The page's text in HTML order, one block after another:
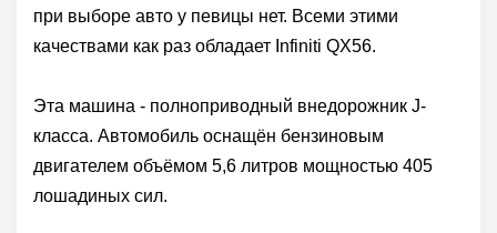
при выборе авто у певицы нет. Всеми этими
качествами как раз обладает Infiniti QX56.
Эта машина - полноприводный внедорожник J-
класса. Автомобиль оснащён бензиновым
двигателем объёмом 5,6 литров мощностью 405
лошадиных сил.